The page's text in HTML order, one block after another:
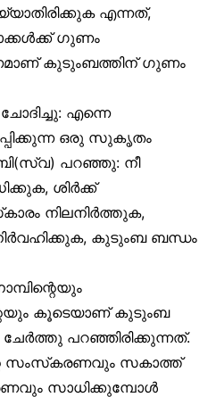
എന്നത്,
ഗുണം
കുടുംബത്തിന് ഗുണം
എന്നെ
ഒരു സുകൃതം
പറഞ്ഞു: നീ
ശിർക്ക്
നിലനിർത്തുക,
കുടുംബ ബന്ധം
കൂടെയാണ് കുടുംബ
പറഞ്ഞിരിക്കുന്നത്.
സംസ്‌കരണവും സകാത്ത്
സാധിക്കുമ്പോൾ